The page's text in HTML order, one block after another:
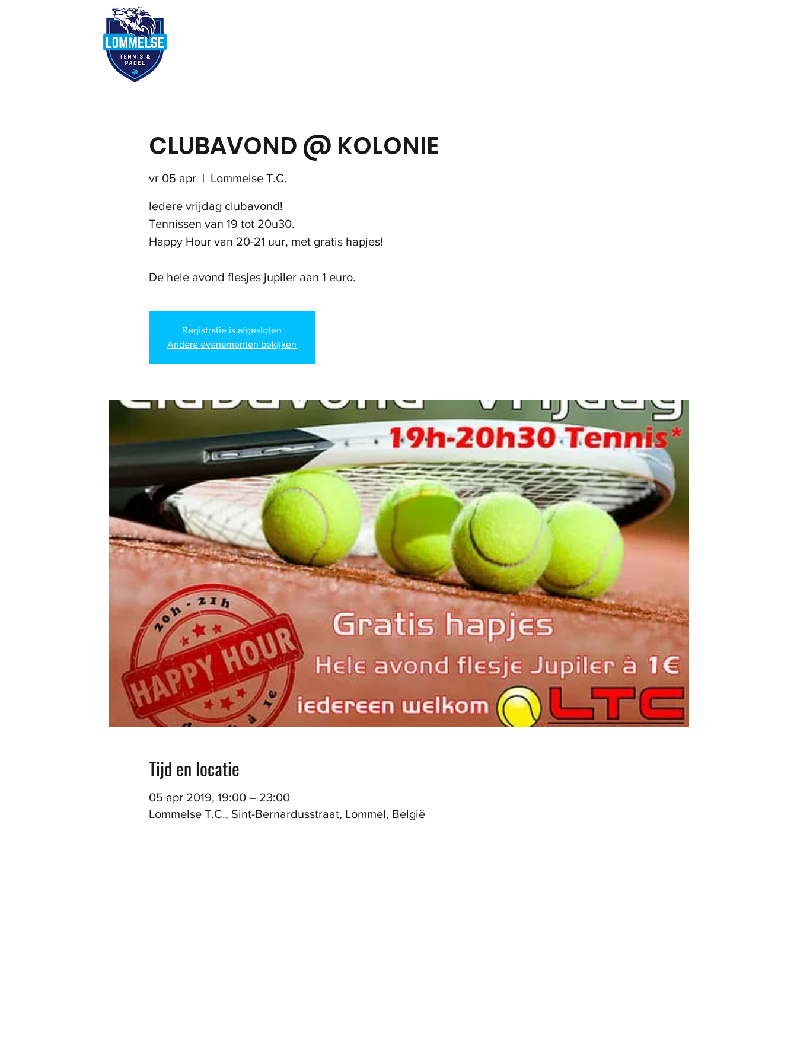
CLUBAVOND @ KOLONIE
vr 05 apr
  |
Lommelse T.C.
Iedere vrijdag clubavond!
Tennissen van 19 tot 20u30.
Happy Hour van 20-21 uur, met gratis hapjes!
De hele avond flesjes jupiler aan 1 euro.
Registratie is afgesloten
Andere evenementen bekijken
Tijd en locatie
05 apr 2019, 19:00 – 23:00
Lommelse T.C., Sint-Bernardusstraat, Lommel, België